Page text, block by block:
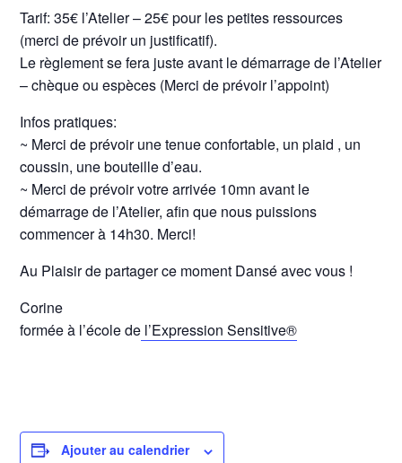
Tarif: 35€ l’Atelier – 25€ pour les petites ressources
(merci de prévoir un justificatif).
Le règlement se fera juste avant le démarrage de l’Atelier
– chèque ou espèces (Merci de prévoir l’appoint)
Infos pratiques:
~ Merci de prévoir une tenue confortable, un plaid , un
coussin, une bouteille d’eau.
~ Merci de prévoir votre arrivée 10mn avant le
démarrage de l’Atelier, afin que nous puissions
commencer à 14h30. Merci!
Au Plaisir de partager ce moment Dansé avec vous !
Corine
formée à l’école de l’Expression Sensitive®
Ajouter au calendrier